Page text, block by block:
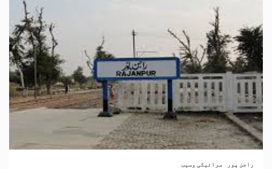
راجن پور سرائیکی وسیب